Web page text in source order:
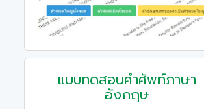
แบบทดสอบคําศัพท์ภาษา
อังกฤษ